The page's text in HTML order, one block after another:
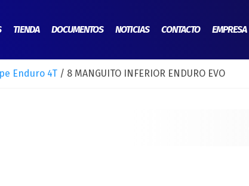
TIENDA DOCUMENTOS NOTICIAS CONTACTO EMPRESA
Enduro 4T / 8 MANGUITO INFERIOR ENDURO EVO